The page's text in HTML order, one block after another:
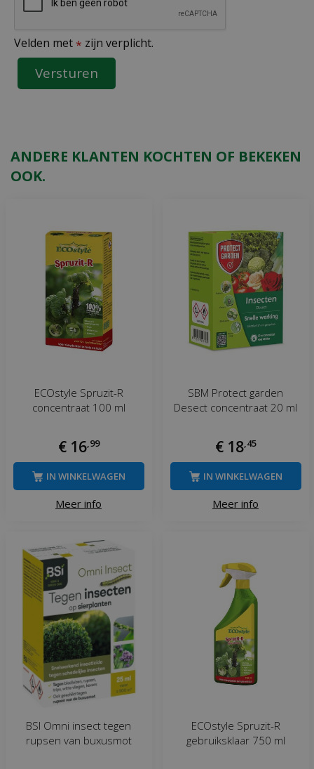
Velden met * zijn verplicht.
ANDERE KLANTEN KOCHTEN OF BEKEKEN
OOK.
ECOstyle Spruzit-R
concentraat 100 ml
€ 16,99
Meer info
IN WINKELWAGEN
SBM Protect garden
Desect concentraat 20 ml
€ 18,45
Meer info
IN WINKELWAGEN
BSI Omni insect tegen
rupsen van buxusmot
ECOstyle Spruzit-R
gebruiksklaar 750 ml